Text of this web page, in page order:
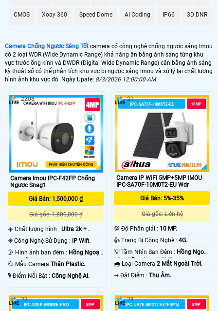
CMOS Xoay 360 Speed Dome AI Coding IP66 3D DNR
Camera Chống Ngược Sáng Tốt camera có công nghệ chống ngược sáng Imou
có 2 loại WDR (Wide Dynamic Range) khả năng ân bằng ánh sáng từng khu
vực trước ống kính và DWDR (Digital Wide Dynamic Range) cân bằng ánh sáng
kỹ thuật số có thể phân tích khu vực bị ngược sáng Imou và xử lý lại chất lượng
hình ảnh khu vực đó. Ngày Upate: 8/3/2026 12:00:00 AM
Camera Imou IPC-F42FP Chống
Ngược Snag1
Giá Bán: 1,500,000 ₫
Giá gốc: 1,800,000 ₫
☀️ Chất lượng hình : Ultra 2k + .
✳️ Công Nghệ Sử Dụng : IP Wifi.
🌛 Hình ảnh ban đêm : Hồng Ngoại
30m Hồng Ngoại SMD.
💦 Mẫu Camera Thân Plastic.
️🎙 Điểm Nỗi Bật : Công Nghệ AI.
2208
Camera IP WiFi 5MP+5MP IMOU
IPC-SA70F-10M0T2-EU Wdr
Giá Bán: 5%-35%
Giá gốc: Liên hệ
💯 Độ Phân giải : 10 MP.
👍 Trang Bị Công Nghệ :4G.
💡 Tầm Nhìn Ban Đêm : Hồng Ngoại
10m Hồng Ngoại SMD.
🌧️ Loại Camera2 Mắt Ngoài Trời.
️⇝ Đặt Điểm :Thu Âm.
21
23 28